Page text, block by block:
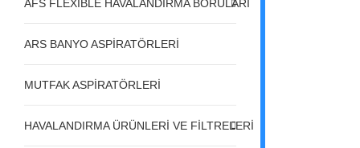
AFS FLEXIBLE HAVALANDIRMA BORULARI
ARS BANYO ASPİRATÖRLERİ
MUTFAK ASPİRATÖRLERİ
HAVALANDIRMA ÜRÜNLERİ VE FİLTRELERİ